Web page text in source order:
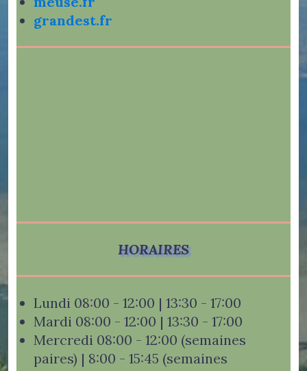
grandest.fr
HORAIRES
Lundi 08:00 - 12:00 | 13:30 - 17:00
Mardi 08:00 - 12:00 | 13:30 - 17:00
Mercredi 08:00 - 12:00 (semaines
paires) | 8:00 - 15:45 (semaines